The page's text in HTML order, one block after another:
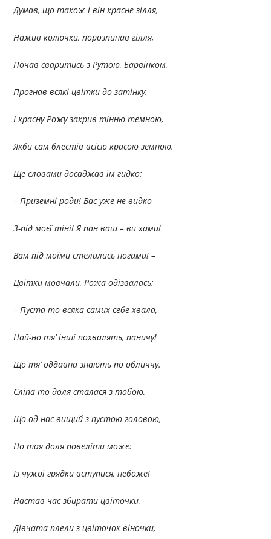
Думав, що також і він красне зілля,
Нажив колючки, порозпинав гілля,
Почав сваритись з Рутою, Барвінком,
Прогнав всякі цвітки до затінку.
І красну Рожу закрив тінню темною,
Якби сам блестів всією красою земною.
Ще словами досаджав їм гидко:
– Приземні роди! Вас уже не видко
З-під моєї тіні! Я пан ваш – ви хами!
Вам під моїми стелились ногами! –
Цвітки мовчали, Рожа одізвалась:
– Пуста то всяка самих себе хвала,
Най-но тя’ інші похвалять, паничу!
Що тя’ оддавна знають по обличчу.
Сліпа то доля сталася з тобою,
Що од нас вищий з пустою головою,
Но тая доля повеліти може:
Із чужої грядки вступися, небоже!
Настав час збирати цвіточки,
Дівчата плели з цвіточок віночки,